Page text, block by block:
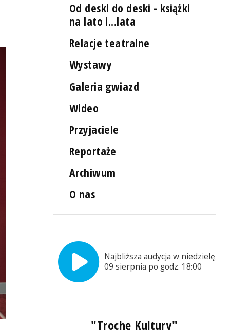
Od deski do deski - książki
na lato i...lata
Relacje teatralne
Wystawy
Galeria gwiazd
Wideo
Przyjaciele
Reportaże
Archiwum
O nas
Najbliższa audycja w niedzielę,
09 sierpnia po godz. 18:00
"Trochę Kultury"